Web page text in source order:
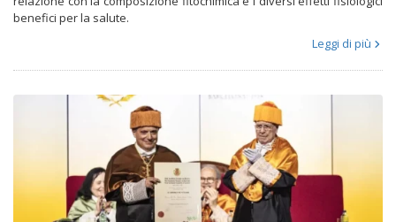
benefici per la salute.
Leggi di più